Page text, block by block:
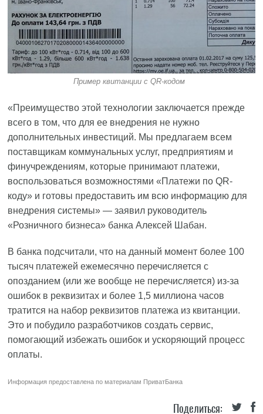
Пример квитанции с QR-кодом
«Преимущество этой технологии заключается прежде
всего в том, что для ее внедрения не нужно
дополнительных инвестиций. Мы предлагаем всем
поставщикам коммунальных услуг, предприятиям и
финучреждениям, которые принимают платежи,
воспользоваться возможностями «Платежи по QR-
коду» и готовы предоставить им всю информацию для
внедрения системы» — заявил руководитель
«Розничного бизнеса» банка Алексей Шабан.
В банка подсчитали, что на данный момент более 100
тысяч платежей ежемесячно перечисляется с
опозданием (или же вообще не перечисляется) из-за
ошибок в реквизитах и более 1,5 миллиона часов
тратится на набор реквизитов платежа из квитанции.
Это и побудило разработчиков создать сервис,
помогающий избежать ошибок и ускоряющий процесс
оплаты.
Информация предоставлена по материалам ПриватБанка
Поделиться: